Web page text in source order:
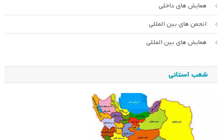
همایش های داخلی
انجمن های بین المللی
همایش های بین المللی
شعب استانی